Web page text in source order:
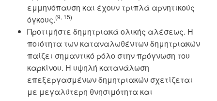
εμμηνόπαυση και έχουν τριπλά αρνητικούς
όγκους.(9, 15)
Προτιμήστε δημητριακά ολικής αλέσεως. Η
ποιότητα των καταναλωθέντων δημητριακών
παίζει σημαντικό ρόλο στην πρόγνωση του
καρκίνου. Η υψηλή κατανάλωση
επεξεργασμένων δημητριακών σχετίζεται
με μεγαλύτερη θνησιμότητα και